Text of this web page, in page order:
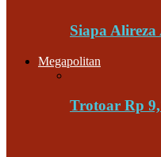
Siapa
Megapolitan
Trotoar Rp